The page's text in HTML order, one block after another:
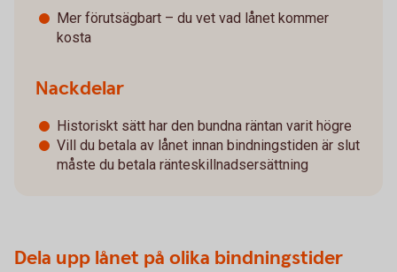
Mer förutsägbart – du vet vad lånet kommer
kosta
Nackdelar
Historiskt sätt har den bundna räntan varit högre
Vill du betala av lånet innan bindningstiden är slut
måste du betala ränteskillnadsersättning
Dela upp lånet på olika bindningstider